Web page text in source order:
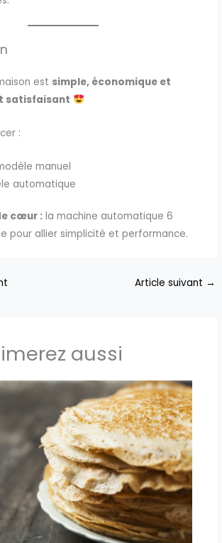
est simple, économique et
satisfaisant
:
manuel
automatique
cœur :la machine automatique 6
pour allier simplicité et performance.
Article suivant →
aussi